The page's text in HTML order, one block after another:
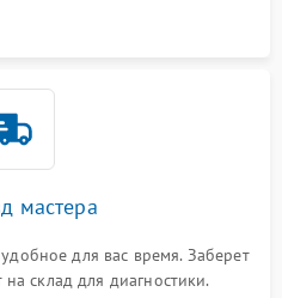
мастера
для вас время. Заберет
склад для диагностики.